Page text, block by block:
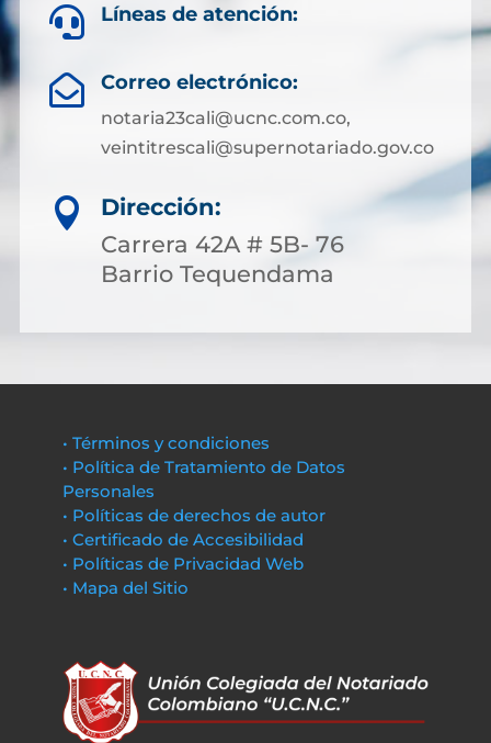
 Líneas de atención:
 Correo electrónico:
notaria23cali@ucnc.com.co,
veintitrescali@supernotariado.gov.co

Dirección:
Carrera 42A # 5B- 76
Barrio Tequendama
• Términos y condiciones
• Política de Tratamiento de Datos
Personales
• Políticas de derechos de autor
• Certificado de Accesibilidad
• Políticas de Privacidad Web
• Mapa del Sitio